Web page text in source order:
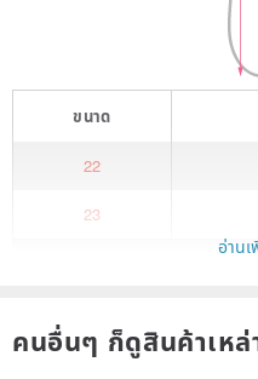
ขนาด
22
23
อ่าน
คนอื่นๆ ก็ดูสินค้าเหล่